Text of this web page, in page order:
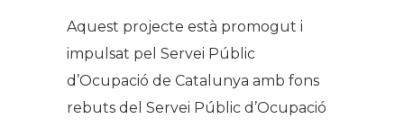
Aquest projecte està promogut i
impulsat pel Servei Públic
d’Ocupació de Catalunya amb fons
rebuts del Servei Públic d’Ocupació